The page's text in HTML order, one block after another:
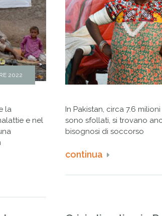
2022
la
e nel
In Pakistan, circa 7.6
sono sfollati, si trovano
bisognosi di soccorso
continua